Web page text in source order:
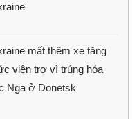
mất thêm xe tăng
viện trợ vì trúng hỏa
Nga ở Donetsk